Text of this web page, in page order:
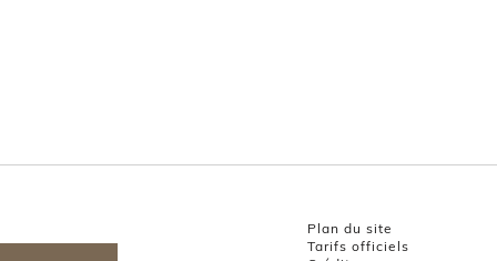
Plan du site
Tarifs officiels